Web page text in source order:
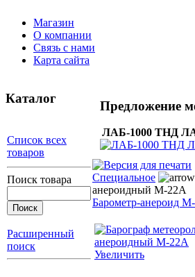
Магазин
О компании
Связь с нами
Карта сайта
Каталог
Список всех
товаров
Поиск товара
Расширенный
поиск
Предложение
ЛАБ-1000 ТНД
Специальное
анероидный М-22А
Барометр-анероид
Увеличить